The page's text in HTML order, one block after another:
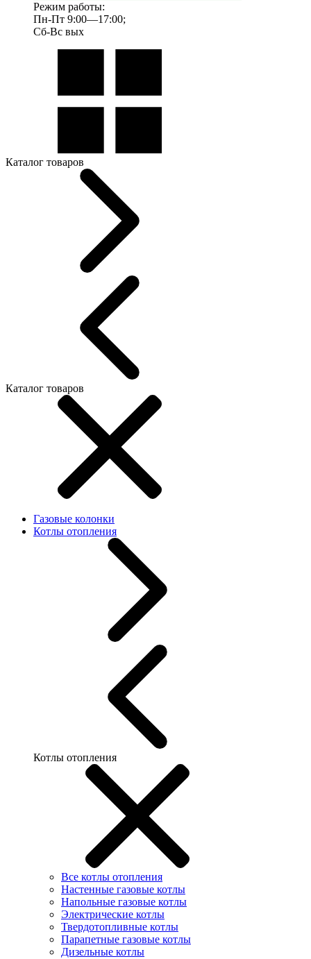
Режим работы:
Пн-Пт 9:00—17:00;
Сб-Вс вых
Каталог товаров
Каталог товаров
Газовые колонки
Котлы отопления
Котлы отопления
Все котлы отопления
Настенные газовые котлы
Напольные газовые котлы
Электрические котлы
Твердотопливные котлы
Парапетные газовые котлы
Дизельные котлы